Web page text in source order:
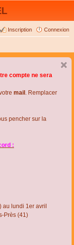
Connexion
Inscription
compte ne sera
mail . Remplacer
pencher sur la
:
au lundi 1er avril
Près (41)